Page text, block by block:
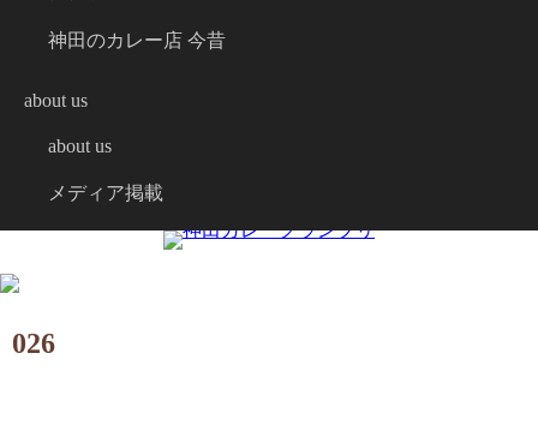
神田のカレー店 今昔
about us
about us
メディア掲載
026